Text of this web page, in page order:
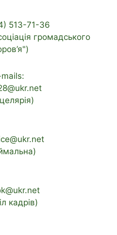
513-71-36
громадського
mails:
кадрів)